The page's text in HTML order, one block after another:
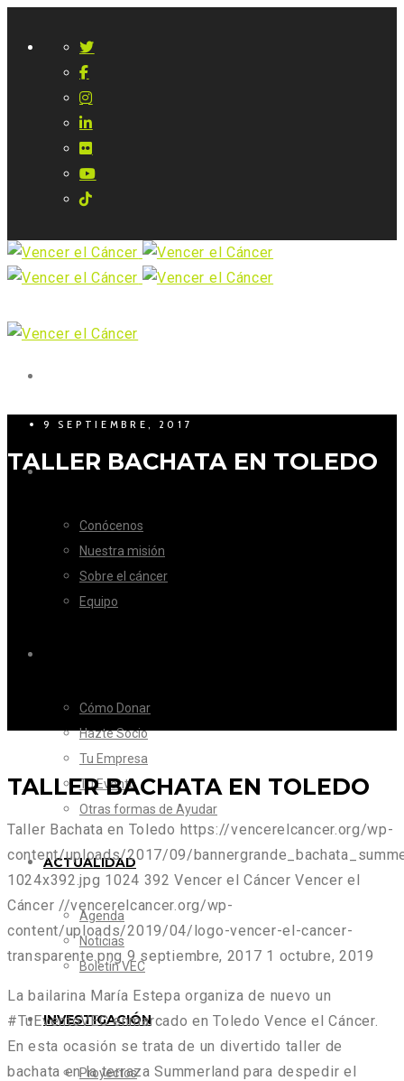
LA FUNDACIÓN
Conócenos
Nuestra misión
Sobre el cáncer
Equipo
Cómo Donar
Hazte Socio
Tu Empresa
Tu Evento
Otras formas de Ayudar
ACTUALIDAD
Agenda
Noticias
Boletín VEC
INVESTIGACIÓN
Proyectos
9 SEPTIEMBRE, 2017
TALLER BACHATA EN TOLEDO
TALLER BACHATA EN TOLEDO
Taller Bachata en Toledo https://vencerelcancer.org/wp-
content/uploads/2017/09/
1024x392.jpg 1024 392 Vencer el Cáncer Vencer el
Cáncer //vencerelcancer.org/wp-
content/uploads/2019/04/logo-vencer-el-cancer-
transparente.png 9 septiembre, 2017 1 octubre, 2019
La bailarina María Estepa organiza de nuevo un
#TuEventoVEC enmarcado en Toledo Vence el Cáncer.
En esta ocasión se trata de un divertido taller de
bachata en la terraza Summerland para despedir el